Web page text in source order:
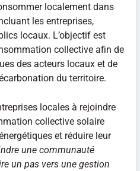
localement dans
les entreprises,
locaux. L’objectif est
collective afin de
des acteurs locaux et de
du territoire.
locales à rejoindre
collective solaire
et réduire leur
une communauté
un pas vers une gestion